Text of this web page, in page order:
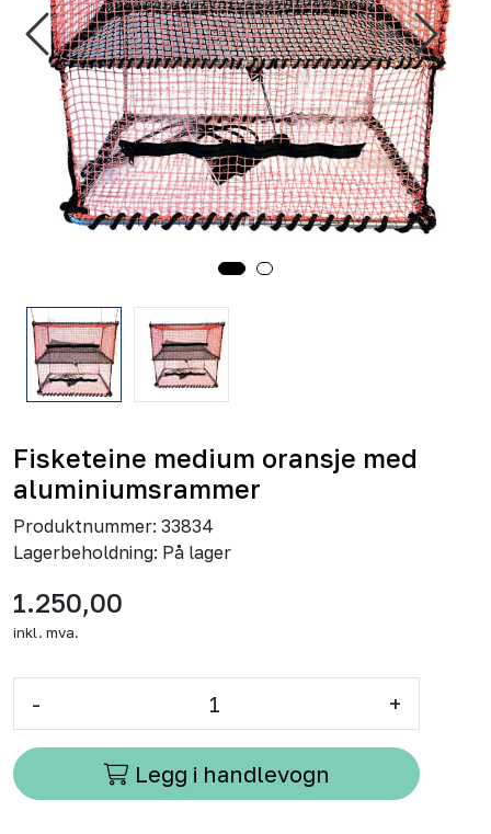
Fisketeine medium oransje med
aluminiumsrammer
Produktnummer: 33834
Lagerbeholdning: På lager
1.250,00
inkl. mva.
- +
Legg i handlevogn